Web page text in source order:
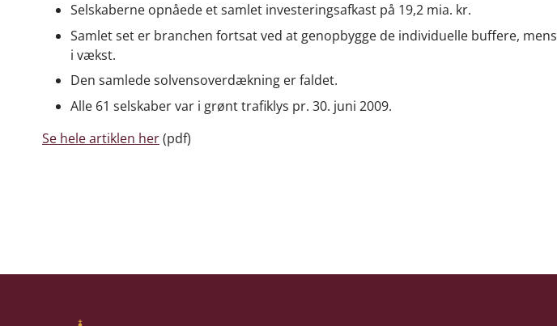
Selskaberne opnåede et samlet investeringsafkast på 19,2 mia. kr.
Samlet set er branchen fortsat ved at genopbygge de individuelle buffere,
i vækst.
Den samlede solvensoverdækning er faldet.
Alle 61 selskaber var i grønt trafiklys pr. 30. juni 2009.
Se hele artiklen her(pdf)